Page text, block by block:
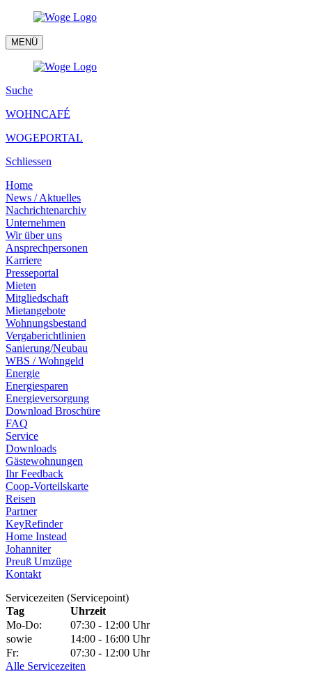
MENÜ
Suche
WOHNCAFÉ
WOGEPORTAL
Schliessen
Home
News / Aktuelles
Nachrichtenarchiv
Unternehmen
Wir über uns
Ansprechpersonen
Karriere
Presseportal
Mieten
Mitgliedschaft
Mietangebote
Wohnungsbestand
Vergaberichtlinien
Sanierung/Neubau
WBS / Wohngeld
Energie
Energiesparen
Energieversorgung
Download Broschüre
FAQ
Service
Downloads
Gästewohnungen
Ihr Feedback
Coop-Vorteilskarte
Reisen
Partner
KeyRefinder
Home Instead
Johanniter
Preuß Umzüge
Kontakt
Servicezeiten (Servicepoint)
Tag
Uhrzeit
Mo-Do:
07:30 - 12:00 Uhr
sowie
14:00 - 16:00 Uhr
Fr:
07:30 - 12:00 Uhr
Alle Servicezeiten